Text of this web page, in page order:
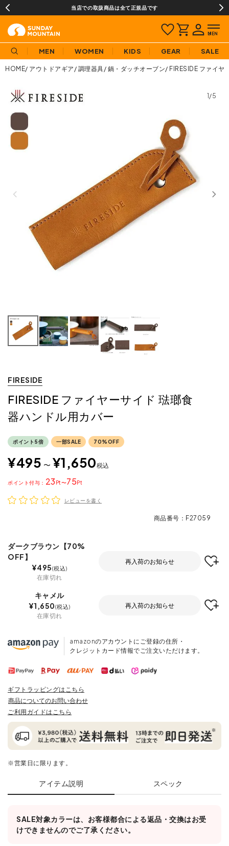
当店での取扱商品は全て正規品です
MEN WOMEN KIDS GEAR SALE
HOME アウトドアギア 調理器具 鍋・ダッチオーブン FIRESIDE ファイヤ
1/5
FIRESIDE
FIRESIDE ファイヤーサイド 琺瑯食
器ハンドル用カバー
ポイント5倍 一部SALE 70%OFF
¥495 〜 ¥1,650税込
23 〜75
ポイント
レビューを書く
商品番号 F27059
ダークブラウン【70%
OFF】
¥495 税込
在庫切れ
再入荷のお知らせ
キャメル
¥1,650 税込
在庫切れ
再入荷のお知らせ
amazonのアカウントにご登録の住所・
クレジットカード情報でご注文いただけます。
ギフトラッピングはこちら
商品についてのお問い合わせ
ご利用ガイドはこちら
※営業日に限ります。
アイテム説明 スペック
SALE対象カラーは、お客様都合による返品・交換はお受
けできませんのでご了承ください。